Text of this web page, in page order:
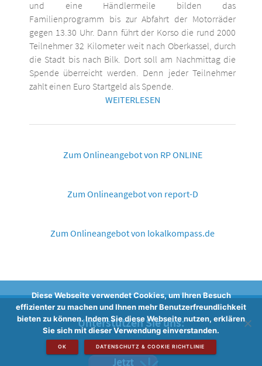
und eine Händlermeile bilden das
Familienprogramm bis zur Abfahrt der Motorräder
gegen 13.30 Uhr. Dann führt der Korso die rund 2000
Teilnehmer 32 Kilometer weit nach Oberkassel, durch
die Stadt bis nach Bilk. Dort soll am Nachmittag die
Spende überreicht werden. Denn jeder Teilnehmer
zahlt einen Euro Startgeld als Spende.
WEITERLESEN
Zum Onlineangebot von RP ONLINE
Zum Onlineangebot von report-D
Zum Onlineangebot von lokalkompass.de
Unterstützen Sie uns:
Diese Webseite verwendet Cookies, um Ihren Besuch
effizienter zu machen und Ihnen mehr Benutzerfreundlichkeit
bieten zu können. Indem Sie diese Webseite nutzen, erklären
Sie sich mit dieser Verwendung einverstanden.
OK DATENSCHUTZ & COOKIE RICHTLINIE